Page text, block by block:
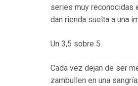
series muy reconocidas
dan rienda suelta a una
Un 3,5 sobre 5.
Cada vez dejan de ser
zambullen en una